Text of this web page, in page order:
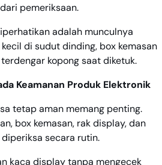
pemeriksaan.
adalah munculnya
di sudut dinding, box kemasan
kopong saat diketuk.
Keamanan Produk Elektronik
tetap aman memang penting.
box kemasan, rak display, dan
secara rutin.
kaca display tanpa mengecek